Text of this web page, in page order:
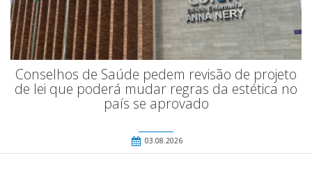
Conselhos de Saúde pedem revisão de projeto
de lei que poderá mudar regras da estética no
país se aprovado
03.08.2026